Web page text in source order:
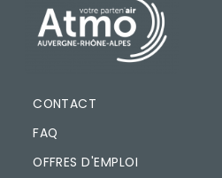
PIED DE PAGE
CONTACT
FAQ
OFFRES D'EMPLOI